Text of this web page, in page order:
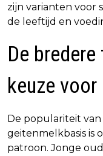
zijn varianten voor
de leeftijd en
De
keuze
De populariteit
geitenmelkbasis is
patroon. Jonge